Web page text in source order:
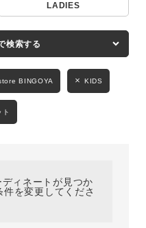
KIDS
LADIES
検索する
BINGOYA KIDS
ィネートが見つか
を変更してくださ